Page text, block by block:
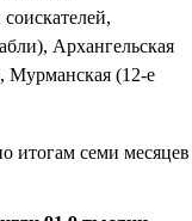
Архангельская
Мурманская (12-е